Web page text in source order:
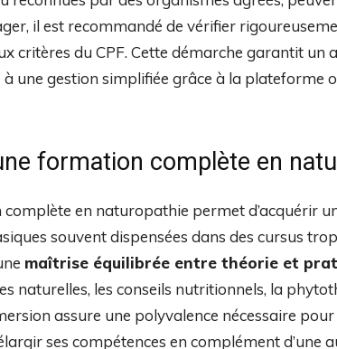
il est recommandé de vérifier
critères du CPF. Cette démarche garantit un
une gestion simplifiée grâce à la plateforme
formation complète en
en naturopathie permet d’acquérir
souvent dispensées dans des cursus
maîtrise équilibrée entre théorie et
naturelles, les conseils nutritionnels, la
assure une polyvalence nécessaire
ses compétences en complément d’une